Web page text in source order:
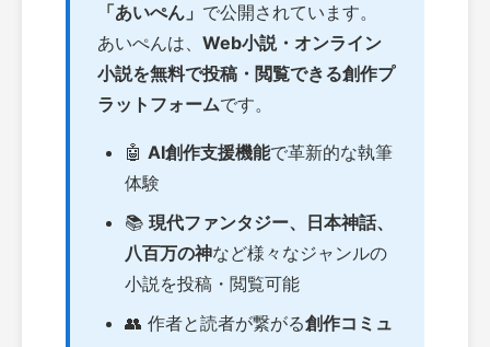
「あいぺん」 で公開されています。
あいぺんは、 Web小説・オンライン
小説を無料で投稿・閲覧できる創作プ
ラットフォームです。
🤖 AI創作支援機能で革新的な執筆
体験
📚 現代ファンタジー、日本神話、
八百万の神など様々なジャンルの
小説を投稿・閲覧可能
👥 作者と読者が繋がる創作コミュ